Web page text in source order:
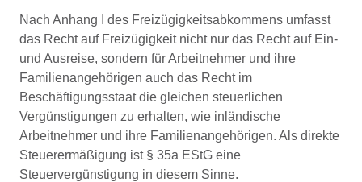
Nach Anhang I des Freizügigkeitsabkommens umfasst
das Recht auf Freizügigkeit nicht nur das Recht auf Ein-
und Ausreise, sondern für Arbeitnehmer und ihre
Familienangehörigen auch das Recht im
Beschäftigungsstaat die gleichen steuerlichen
Vergünstigungen zu erhalten, wie inländische
Arbeitnehmer und ihre Familienangehörigen. Als direkte
Steuerermäßigung ist § 35a EStG eine
Steuervergünstigung in diesem Sinne.